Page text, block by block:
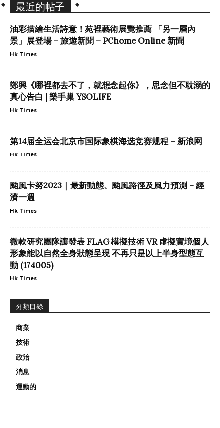
最近的帖子
油彩描繪生活詩意！苑裡藝術展覽推薦 「另一層內
景」展登場 – 旅遊新聞 – PChome Online 新聞
Hk Times
鄭興《哪裡都去不了，就想念起你》，思念但不耽溺的
真心告白 | 樂手巢 YSOLIFE
Hk Times
第14届全运会北京市国际象棋海选竞赛规程 – 新浪网
Hk Times
颱風卡努2023｜最新動態、颱風路徑及風力預測 – 經
濟一週
Hk Times
微軟研究團隊讓發表 FLAG 模擬技術 VR 虛擬實境個人
形象能以自然全身狀態呈現 不再只是以上半身型態互
動 (174005)
Hk Times
分類目錄
商業
技術
政治
消息
運動的